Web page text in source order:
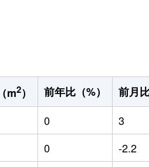
m2） 前年比（%） 前月
0 3
0 -2.2